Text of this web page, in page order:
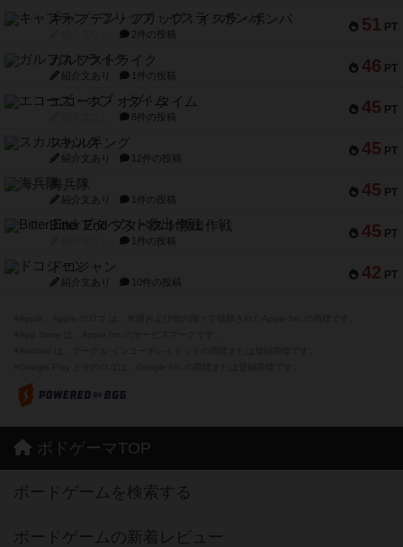
51 PT
キャプテン・フリップ：イスラ・ボンバ
2件の投稿
46 PT
ガルフストライク
紹介文あり 1件の投稿
45 PT
エコーズ・オブ・タイム
8件の投稿
45 PT
スカルキング
紹介文あり 12件の投稿
45 PT
海兵隊
紹介文あり 1件の投稿
45 PT
Bitter End ブタペスト救出作戦
1件の投稿
42 PT
ドコジャン
紹介文あり 10件の投稿
ボドゲーマTOP
ボードゲームを検索する
ボードゲームの新着レビュー